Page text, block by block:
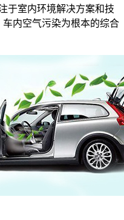
于室内环境解决方案和技
内空气污染为根本的综合